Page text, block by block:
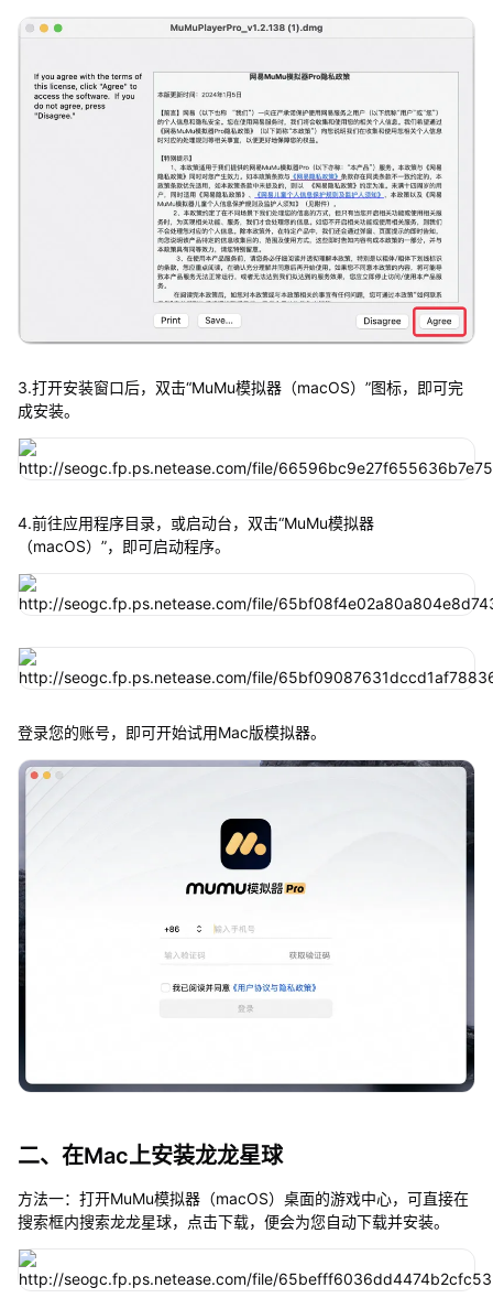
3.打开安装窗口后，双击“MuMu模拟器（macOS）”图标，即可完
成安装。
4.前往应用程序目录，或启动台，双击“MuMu模拟器
（macOS）”，即可启动程序。
登录您的账号，即可开始试用Mac版模拟器。
二、在Mac上安装龙龙星球
方法一：打开MuMu模拟器（macOS）桌面的游戏中心，可直接在
搜索框内搜索龙龙星球，点击下载，便会为您自动下载并安装。